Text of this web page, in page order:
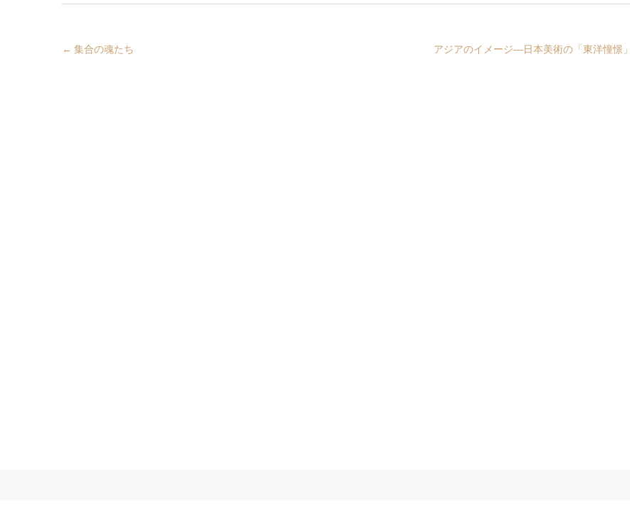
← 集合の魂たち アジアのイメージ―日本美術の「東洋憧憬」